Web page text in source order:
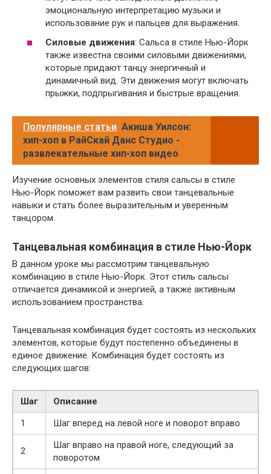
эмоциональную интерпретацию музыки и
использование рук и пальцев для выражения.
Силовые движения: Сальса в стиле Нью-Йорк
также известна своими силовыми движениями,
которые придают танцу энергичный и
динамичный вид. Эти движения могут включать
прыжки, подпрыгивания и быстрые вращения.
Популярные статьи Акиша Уилсон:
хип-хоп в РайСкай Данс Студио -
развлекательные хип-хоп видео
Изучение основных элементов стиля сальсы в стиле
Нью-Йорк поможет вам развить свои танцевальные
навыки и стать более выразительным и уверенным
танцором.
Танцевальная комбинация в стиле Нью-Йорк
В данном уроке мы рассмотрим танцевальную
комбинацию в стиле Нью-Йорк. Этот стиль сальсы
отличается динамикой и энергией, а также активным
использованием пространства.
Танцевальная комбинация будет состоять из нескольких
элементов, которые будут постепенно объединены в
единое движение. Комбинация будет состоять из
следующих шагов:
Шаг
Описание
1
Шаг вперед на левой ноге и поворот вправо
2
Шаг вправо на правой ноге, следующий за
поворотом